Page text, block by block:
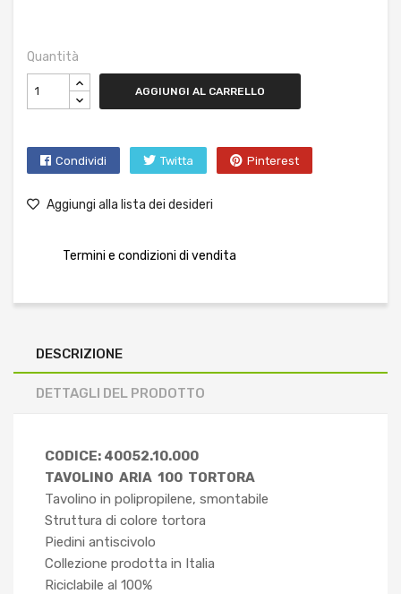
Quantità
AGGIUNGI AL CARRELLO
Condividi Twitta Pinterest
Aggiungi alla lista dei desideri
Termini e condizioni di vendita
DESCRIZIONE
DETTAGLI DEL PRODOTTO
CODICE: 40052.10.000
TAVOLINO ARIA 100 TORTORA
Tavolino in polipropilene, smontabile
Struttura di colore tortora
Piedini antiscivolo
Collezione prodotta in Italia
Riciclabile al 100%